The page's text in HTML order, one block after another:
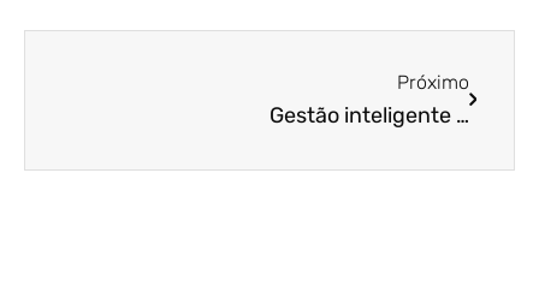
Próximo
Gestão inteligente – Como implementar?